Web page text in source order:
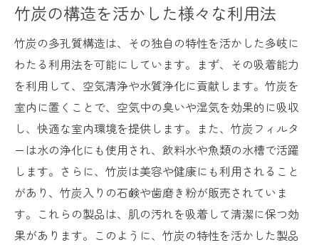
竹炭の構造を活かした様々な利用法
竹炭の多孔質構造は、その独自の特性を活かした多岐に
わたる利用法を可能にしています。まず、その吸着能力
を利用して、空気清浄や水質浄化に貢献します。竹炭を
室内に置くことで、空気中の臭いや湿気を効果的に吸収
し、快適な室内環境を提供します。また、竹炭フィルタ
ーは水の浄化にも使用され、飲料水や魚類の水槽で活躍
します。さらに、竹炭は美容や健康にも利用されること
があり、竹炭入りの石鹸や歯磨き粉が販売されていま
す。これらの製品は、肌の汚れを吸着して清潔に保つ効
果があります。このように、竹炭の特性を活かした製品